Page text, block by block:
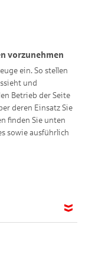
vorzunehmen
ein. So stellen
und
Betrieb der Seite
deren Einsatz Sie
finden Sie unten
sowie ausführlich